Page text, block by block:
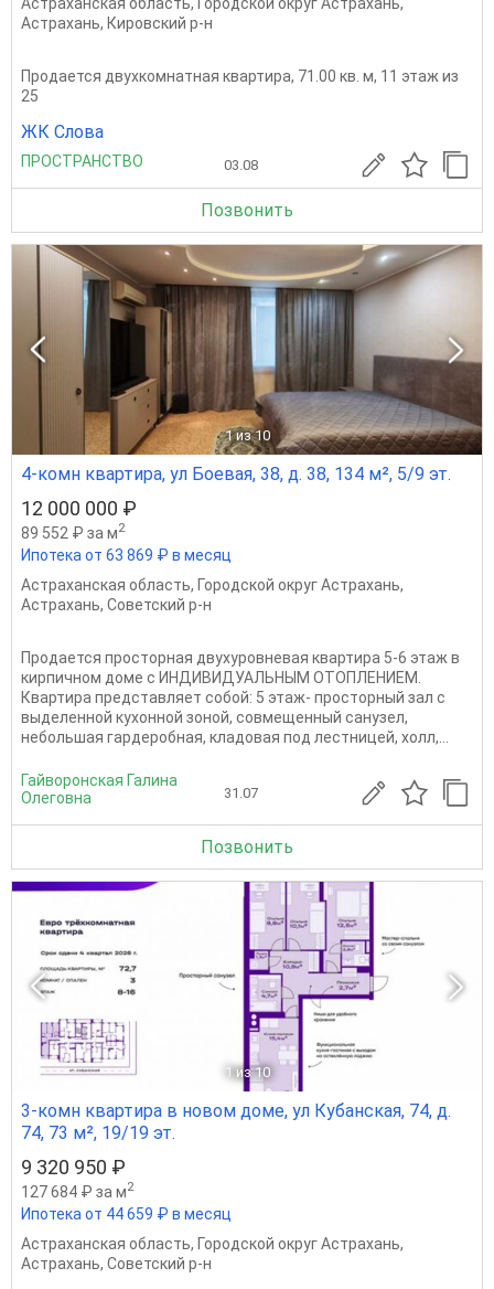
Астрахань, Кировский р-н
Продается двухкомнатная квартира, 71.00 кв. м, 11 этаж из
25
ЖК Слова
ПРОСТРАНСТВО 03.08
Позвонить
1 из 10
4-комн квартира, ул Боевая, 38, д. 38, 134 м², 5/9 эт.
12 000 000 ₽
89 552 ₽ за м2
Ипотека от 63 869 ₽ в месяц
Астраханская область, Городской округ Астрахань,
Астрахань, Советский р-н
Продается просторная двухуровневая квартира 5-6 этаж в
кирпичном доме с ИНДИВИДУАЛЬНЫМ ОТОПЛЕНИЕМ.
Квартира представляет собой: 5 этаж- просторный зал с
выделенной кухонной зоной, совмещенный санузел,
небольшая гардеробная, кладовая под лестницей, холл,...
Гайворонская Галина
Олеговна
31.07
Позвонить
1 из 10
3-комн квартира в новом доме, ул Кубанская, 74, д.
74, 73 м², 19/19 эт.
9 320 950 ₽
127 684 ₽ за м2
Ипотека от 44 659 ₽ в месяц
Астраханская область, Городской округ Астрахань,
Астрахань, Советский р-н